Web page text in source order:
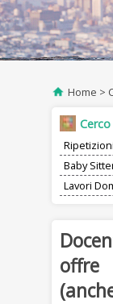
Home
Ripetizioni
Baby
Lavori